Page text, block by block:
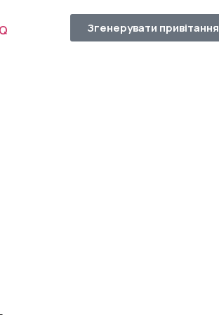
Згенерувати привітання